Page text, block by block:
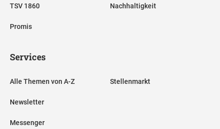
TSV 1860
Promis
Nachhaltigkeit
Services
Alle Themen von A-Z
Newsletter
Messenger
Stellenmarkt